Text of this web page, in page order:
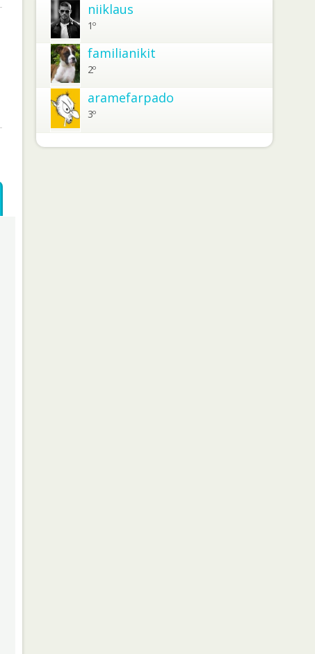
niiklaus
1º
familianikit
2º
aramefarpado
3º